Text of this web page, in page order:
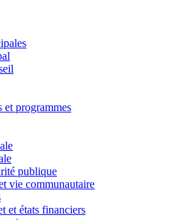
et programmes
publique
vie communautaire
et états financiers